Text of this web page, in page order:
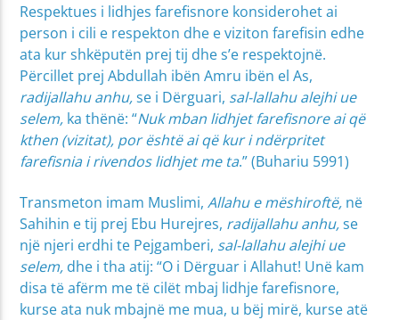
Respektues i lidhjes farefisnore konsiderohet ai
person i cili e respekton dhe e viziton farefisin edhe
ata kur shkëputën prej tij dhe s’e respektojnë.
Përcillet prej Abdullah ibën Amru ibën el As,
radijallahu anhu,se i Dërguari, sal-lallahu alejhi ue
selem, ka thënë: “Nuk mban lidhjet farefisnore ai që
kthen (vizitat), por është ai që kur i ndërpritet
farefisnia i rivendos lidhjet me ta.” (Buhariu 5991)
Transmeton imam Muslimi,Allahu e mëshiroftë, në
Sahihin e tij prej Ebu Hurejres, radijallahu anhu,se
një njeri erdhi te Pejgamberi, sal-lallahu alejhi ue
selem, dhe i tha atij: “O i Dërguar i Allahut! Unë kam
disa të afërm me të cilët mbaj lidhje farefisnore,
kurse ata nuk mbajnë me mua, u bëj mirë, kurse atë